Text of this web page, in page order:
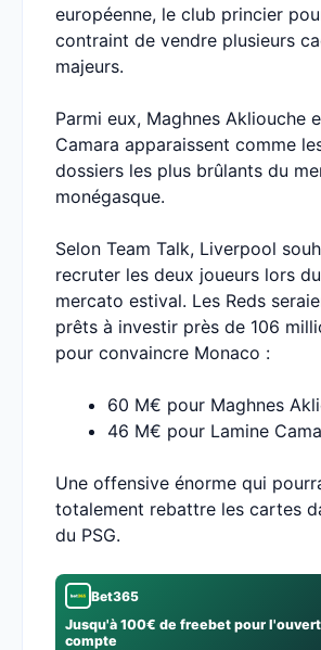
européenne, le club princier
contraint de vendre plusieurs
majeurs.
Parmi eux, Maghnes Akliouche
Camara apparaissent comme
dossiers les plus brûlants du
monégasque.
Selon Team Talk, Liverpool
recruter les deux joueurs lors
mercato estival. Les Reds
prêts à investir près de 106
pour convaincre Monaco :
60 M€ pour Maghnes
46 M€ pour Lamine
Une offensive énorme qui
totalement rebattre les cartes
du PSG.
Bet365
Jusqu'à 100€ de freebet pour
compte